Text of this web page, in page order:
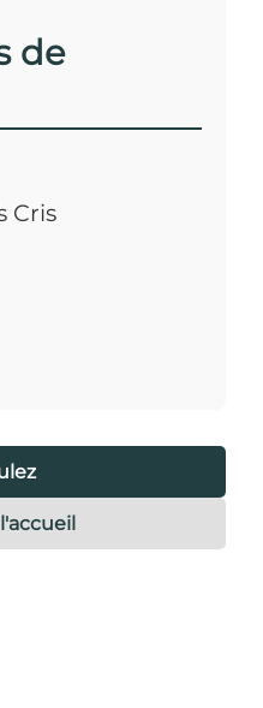
de
Cris